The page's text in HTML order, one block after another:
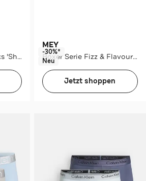
3er-Pack Boxer Trunks 'Shand' mehrfarbig
MEY
Boxer Serie Fizz & Flavours Frog Green
-30%*
Neu
Jetzt shoppen